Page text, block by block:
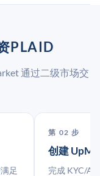
PLAID
通过二级市场交
足
第 02 步
创建
完成 KYC/